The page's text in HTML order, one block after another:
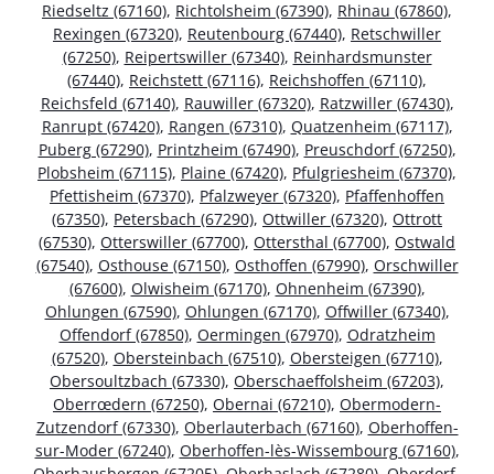
Riedseltz (67160), Richtolsheim (67390), Rhinau (67860),
Rexingen (67320), Reutenbourg (67440), Retschwiller
(67250), Reipertswiller (67340), Reinhardsmunster
(67440), Reichstett (67116), Reichshoffen (67110),
Reichsfeld (67140), Rauwiller (67320), Ratzwiller (67430),
Ranrupt (67420), Rangen (67310), Quatzenheim (67117),
Puberg (67290), Printzheim (67490), Preuschdorf (67250),
Plobsheim (67115), Plaine (67420), Pfulgriesheim (67370),
Pfettisheim (67370), Pfalzweyer (67320), Pfaffenhoffen
(67350), Petersbach (67290), Ottwiller (67320), Ottrott
(67530), Otterswiller (67700), Ottersthal (67700), Ostwald
(67540), Osthouse (67150), Osthoffen (67990), Orschwiller
(67600), Olwisheim (67170), Ohnenheim (67390),
Ohlungen (67590), Ohlungen (67170), Offwiller (67340),
Offendorf (67850), Oermingen (67970), Odratzheim
(67520), Obersteinbach (67510), Obersteigen (67710),
Obersoultzbach (67330), Oberschaeffolsheim (67203),
Oberrœdern (67250), Obernai (67210), Obermodern-
Zutzendorf (67330), Oberlauterbach (67160), Oberhoffen-
sur-Moder (67240), Oberhoffen-lès-Wissembourg (67160),